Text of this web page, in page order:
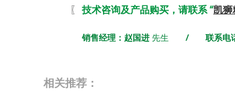
〖 技术咨询及产品购买，请联系 “凯
销售经理：赵国进先生 / 联系电话
相关推荐：